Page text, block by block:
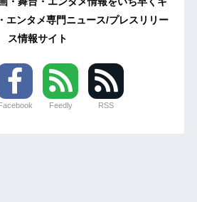
エンタメ専門ニュース/プレスリリー
ス情報サイト
Facebook Feedly RSS